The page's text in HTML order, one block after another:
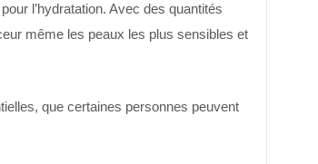
l’hydratation. Avec des quantités
même les peaux les plus sensibles et
que certaines personnes peuvent